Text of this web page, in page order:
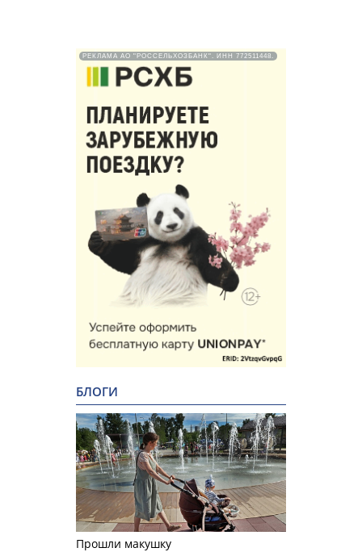
РЕКЛАМА АО "РОССЕЛЬХОЗБАНК". ИНН 772511448.
БЛОГИ
Прошли макушку